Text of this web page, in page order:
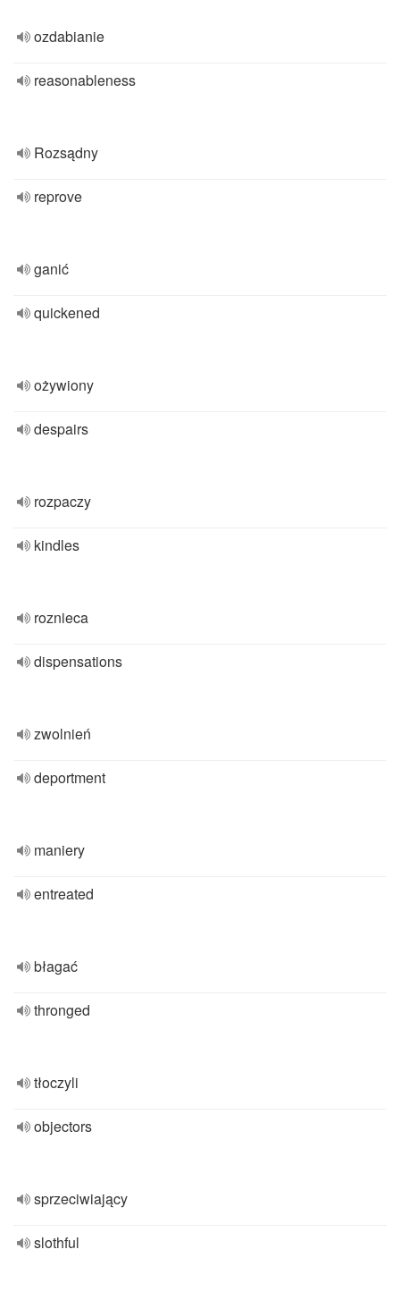
ozdabianie
reasonableness
Rozsądny
reprove
ganić
quickened
ożywiony
despairs
rozpaczy
kindles
roznieca
dispensations
zwolnień
deportment
maniery
entreated
błagać
thronged
tłoczyli
objectors
sprzeciwiający
slothful